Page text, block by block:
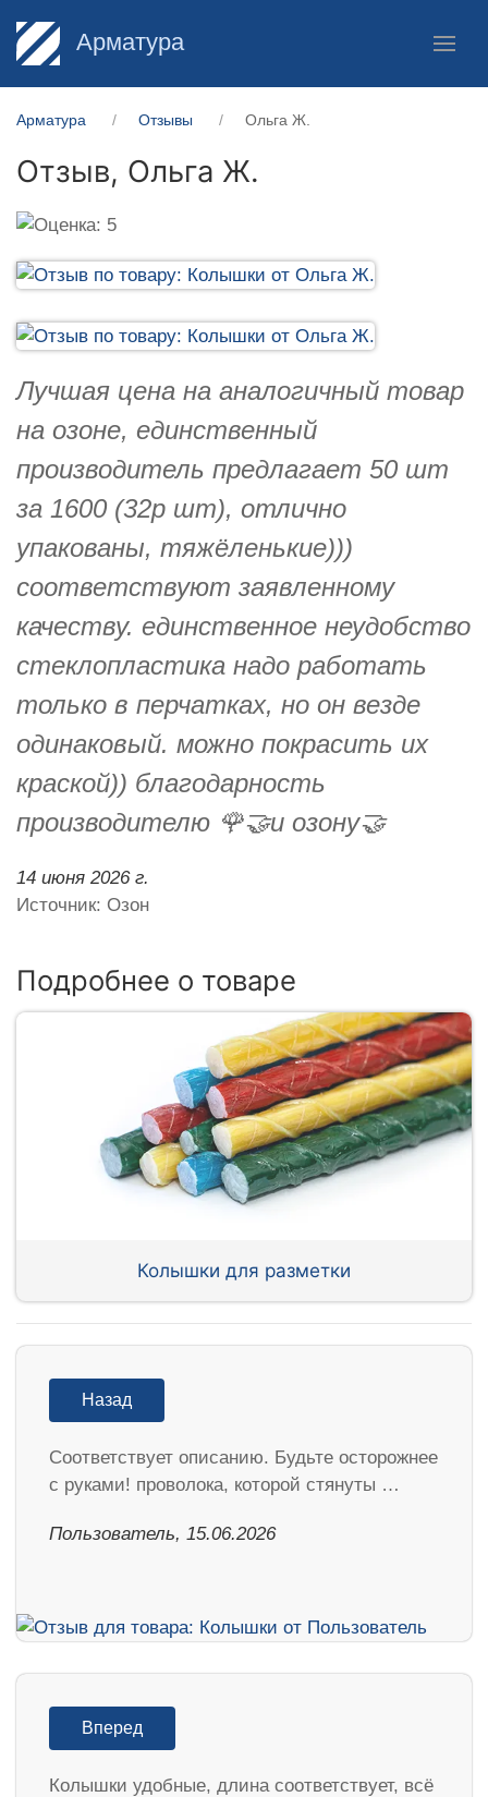
Арматура
Арматура Отзывы Ольга Ж.
Отзыв, Ольга Ж.
Лучшая цена на аналогичный товар
на озоне, единственный
производитель предлагает 50 шт
за 1600 (32р шт), отлично
упакованы, тяжёленькие)))
соответствуют заявленному
качеству. единственное неудобство
стеклопластика надо работать
только в перчатках, но он везде
одинаковый. можно покрасить их
краской)) благодарность
производителю 🌹🤝и озону🤝
14 июня 2026 г.
Источник: Озон
Подробнее о товаре
Колышки для разметки
Назад
Соответствует описанию. Будьте осторожнее
с руками! проволока, которой стянуты …
Пользователь, 15.06.2026
Вперед
Колышки удобные, длина соответствует, всё